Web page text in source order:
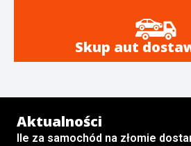
Skup aut
Aktualności
Ile za samochód na złomie